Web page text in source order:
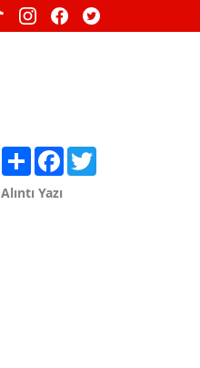
Alıntı Yazı
Share Facebook